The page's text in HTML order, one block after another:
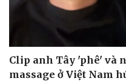
Clip anh Tây 'phê' và
massage ở Việt Nam